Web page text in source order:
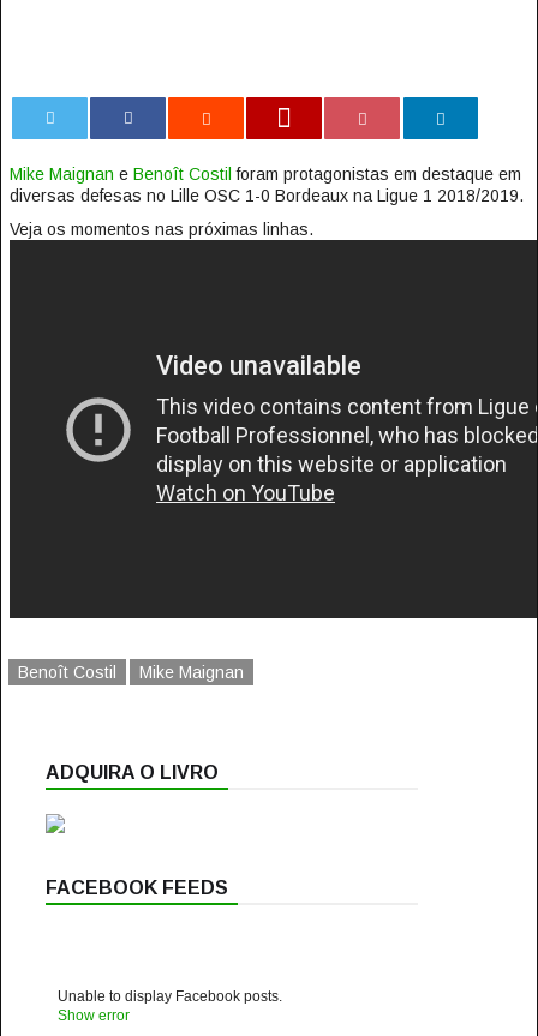
Mike Maignan e Benoît Costil foram protagonistas em destaque em
diversas defesas no Lille OSC 1-0 Bordeaux na Ligue 1 2018/2019.
Veja os momentos nas próximas linhas.
Benoît Costil Mike Maignan
ADQUIRA O LIVRO
FACEBOOK FEEDS
Unable to display Facebook posts.
Show error